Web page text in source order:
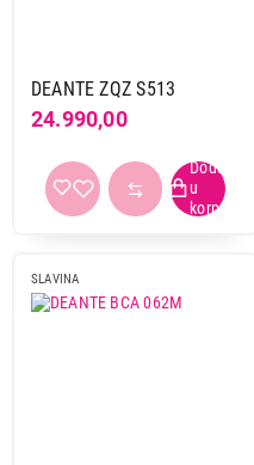
DEANTE ZQZ S513
24.990,00
SLAVINA